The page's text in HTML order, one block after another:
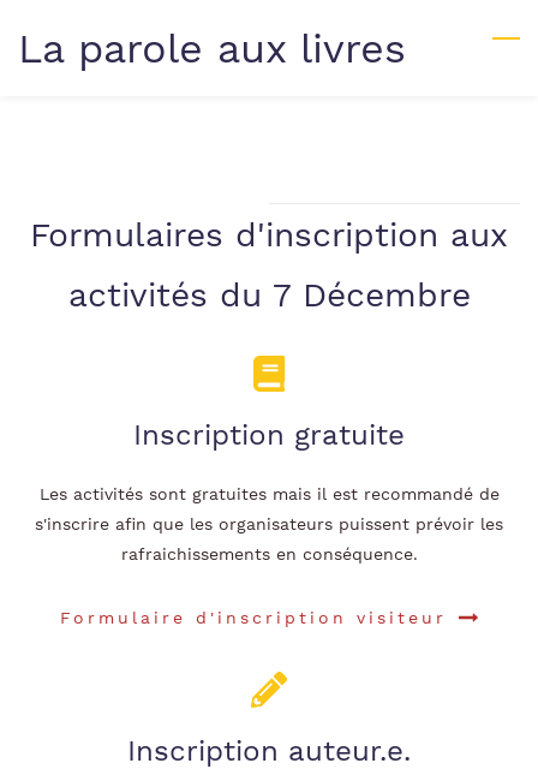
La parole aux livres
Formulaires d'inscription aux
activités du 7 Décembre
Inscription gratuite
Les activités sont gratuites mais il est recommandé de
s'inscrire afin que les organisateurs puissent prévoir les
rafraichissements en conséquence.
Formulaire d'inscription visiteur
Inscription auteur.e.